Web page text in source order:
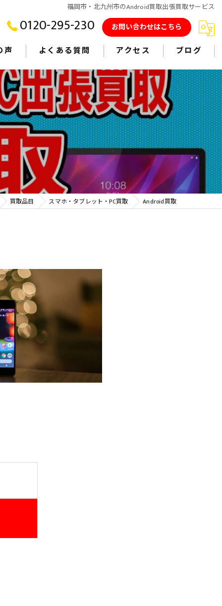
福岡市・北九州市のAndroid買取出張買取サービス
0120-295-230 お問い合わせはこちら
声 よくある質問 アクセス ブログ
買取品目 スマホ・タブレット・PC買取 Android買取